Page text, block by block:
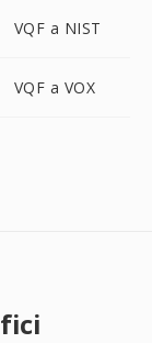
VQF a NIST
VQF a VOX